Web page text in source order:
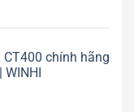
CT400 chính hãng
WINHI